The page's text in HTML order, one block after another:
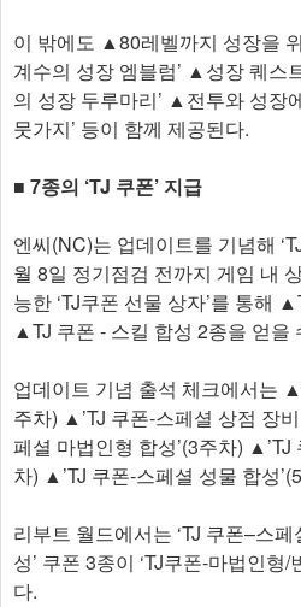
이 밖에도 ▲80레벨까지 성장을
계수의 성장 엠블럼’ ▲성장 퀘스
의 성장 두루마리’ ▲전투와 성장
뭇가지’ 등이 함께 제공된다.
■ 7종의 ‘TJ 쿠폰’ 지급
엔씨(NC)는 업데이트를 기념해
월 8일 정기점검 전까지 게임 내
능한 ‘TJ쿠폰 선물 상자’를 통해
▲TJ 쿠폰 - 스킬 합성 2종을 얻을
업데이트 기념 출석 체크에서는
주차) ▲’TJ 쿠폰-스페셜 상점 장
페셜 마법인형 합성’(3주차) ▲’TJ
차) ▲’TJ 쿠폰-스페셜 성물 합성
리부트 월드에서는 ‘TJ 쿠폰–스
성’ 쿠폰 3종이 ‘TJ쿠폰-마법인형
다.